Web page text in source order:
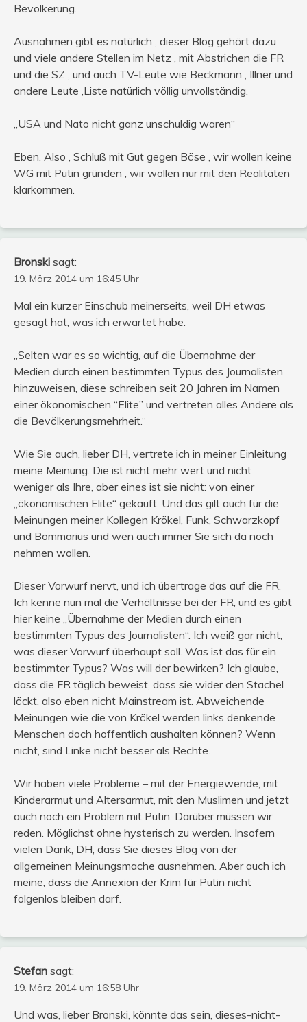
Bevölkerung.
Ausnahmen gibt es natürlich , dieser Blog gehört dazu
und viele andere Stellen im Netz , mit Abstrichen die FR
und die SZ , und auch TV-Leute wie Beckmann , Illner und
andere Leute ,Liste natürlich völlig unvollständig.
„USA und Nato nicht ganz unschuldig waren“
Eben. Also , Schluß mit Gut gegen Böse , wir wollen keine
WG mit Putin gründen , wir wollen nur mit den Realitäten
klarkommen.
Bronski sagt:
19. März 2014 um 16:45 Uhr
Mal ein kurzer Einschub meinerseits, weil DH etwas
gesagt hat, was ich erwartet habe.
„Selten war es so wichtig, auf die Übernahme der
Medien durch einen bestimmten Typus des Journalisten
hinzuweisen, diese schreiben seit 20 Jahren im Namen
einer ökonomischen “Elite” und vertreten alles Andere als
die Bevölkerungsmehrheit.“
Wie Sie auch, lieber DH, vertrete ich in meiner Einleitung
meine Meinung. Die ist nicht mehr wert und nicht
weniger als Ihre, aber eines ist sie nicht: von einer
„ökonomischen Elite“ gekauft. Und das gilt auch für die
Meinungen meiner Kollegen Krökel, Funk, Schwarzkopf
und Bommarius und wen auch immer Sie sich da noch
nehmen wollen.
Dieser Vorwurf nervt, und ich übertrage das auf die FR.
Ich kenne nun mal die Verhältnisse bei der FR, und es gibt
hier keine „Übernahme der Medien durch einen
bestimmten Typus des Journalisten“. Ich weiß gar nicht,
was dieser Vorwurf überhaupt soll. Was ist das für ein
bestimmter Typus? Was will der bewirken? Ich glaube,
dass die FR täglich beweist, dass sie wider den Stachel
löckt, also eben nicht Mainstream ist. Abweichende
Meinungen wie die von Krökel werden links denkende
Menschen doch hoffentlich aushalten können? Wenn
nicht, sind Linke nicht besser als Rechte.
Wir haben viele Probleme – mit der Energiewende, mit
Kinderarmut und Altersarmut, mit den Muslimen und jetzt
auch noch ein Problem mit Putin. Darüber müssen wir
reden. Möglichst ohne hysterisch zu werden. Insofern
vielen Dank, DH, dass Sie dieses Blog von der
allgemeinen Meinungsmache ausnehmen. Aber auch ich
meine, dass die Annexion der Krim für Putin nicht
folgenlos bleiben darf.
Stefan sagt:
19. März 2014 um 16:58 Uhr
Und was, lieber Bronski, könnte das sein, dieses-nicht-